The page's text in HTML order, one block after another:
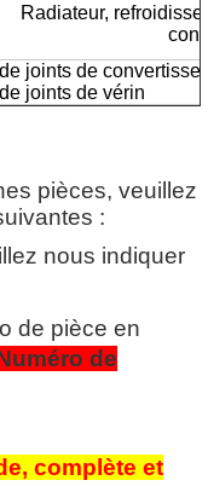
Radiateur,
joints de
joints de vérin
pièces, veuillez
:
nous indiquer
de pièce en
de
complète et